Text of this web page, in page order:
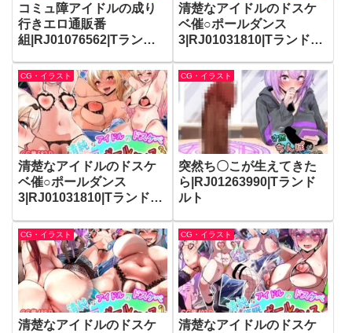
コミュ障アイドルの成り
行きエロ通販番
組|RJ01076562|Tランド
清楚なアイドルのドスケ
ベ催○ポールダンス
3|RJ01031810|Tランドル
CG・イラスト
清楚なアイドルのドスケ
ベ催○ポールダンス
3|RJ01031810|Tランドル
CG・イラスト
突然ち〇こが生えてきた
ら|RJ01263990|Tランド
ルト
CG・イラスト
清楚なアイドルのドスケ
CG・イラスト
清楚なアイドルのドスケ